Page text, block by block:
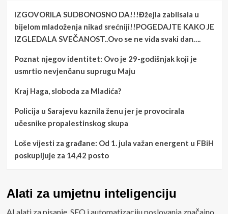
IZGOVORILA SUDBONOSNO DA!!!Đžejla zablisala u
bijelom mladoženja nikad srećniji!!POGEDAJTE KAKO JE
IZGLEDALA SVEČANOST..Ovo se ne viđa svaki dan….
Poznat njegov identitet: Ovo je 29-godišnjak koji je
usmrtio nevjenčanu suprugu Maju
Kraj Haga, sloboda za Mladića?
Policija u Sarajevu kaznila ženu jer je provocirala
učesnike propalestinskog skupa
Loše vijesti za građane: Od 1. jula važan energent u FBiH
poskupljuje za 14,42 posto
Alati za umjetnu inteligenciju
AI alati za pisanje, SEO i automatizaciju poslovanja značajno